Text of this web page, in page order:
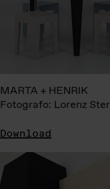
MARTA + HENRIK
Fotografo: Lorenz
Download